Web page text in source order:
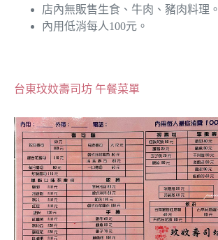
店內無販售生食、牛肉、豬肉料理。
內用低消每人100元。
台東玟妏壽司坊 午餐菜單